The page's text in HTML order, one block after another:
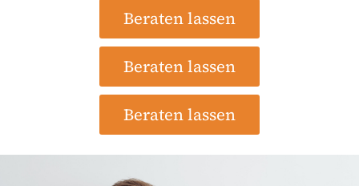
Beraten lassen
Beraten lassen
Beraten lassen